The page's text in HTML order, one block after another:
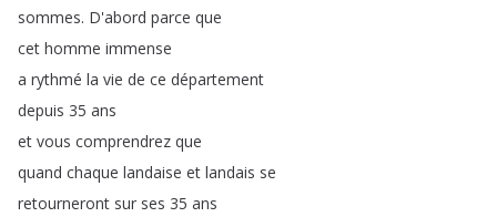
sommes. D'abord parce que
cet homme immense
a rythmé la vie de ce département
depuis 35 ans
et vous comprendrez que
quand chaque landaise et landais se
retourneront sur ses 35 ans